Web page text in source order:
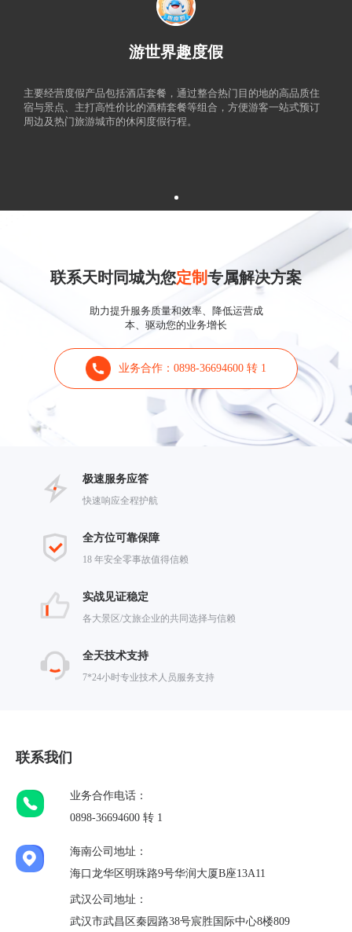
游世界趣度假
主要经营度假产品包括酒店套餐，通过整合热门目的地的高品质住
宿与景点、主打高性价比的酒精套餐等组合，方便游客一站式预订
周边及热门旅游城市的休闲度假行程。
联系天时同城为您定制专属解决方案
助力提升服务质量和效率、降低运营成
本、驱动您的业务增长
业务合作：0898-36694600 转 1
极速服务应答
快速响应全程护航
全方位可靠保障
18 年安全零事故值得信赖
实战见证稳定
各大景区/文旅企业的共同选择与信赖
全天技术支持
7*24小时专业技术人员服务支持
联系我们
业务合作电话：
0898-36694600 转 1
海南公司地址：
海口龙华区明珠路9号华润大厦B座13A11
武汉公司地址：
武汉市武昌区秦园路38号宸胜国际中心8楼809